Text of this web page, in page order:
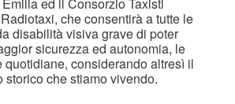
ed il Consorzio Taxisti
che consentirà a tutte le
disabilità visiva grave di poter
sicurezza ed autonomia, le
quotidiane, considerando altresì il
storico che stiamo vivendo.